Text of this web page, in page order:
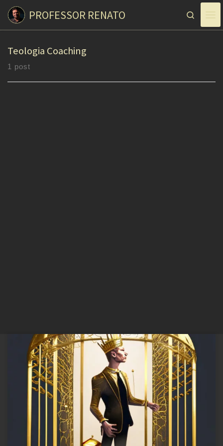
Skip to content
PROFESSOR RENATO
Teologia Coaching
1 post
No dia em que dele comerem desse fruto, seus olhos se abrirão, e
vocês serão como Deus, conhecedores do bem e do mal” A Serpente
– Gênesis 3:5 A promessa de ser como Deus é antiga, remontando
aos primórdios da raça humana. O fruto proibido parece tão
atraente que desperta […]